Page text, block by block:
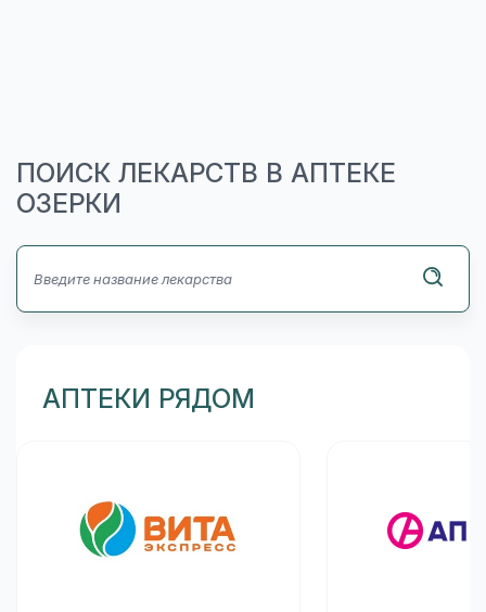
ПОИСК ЛЕКАРСТВ В АПТЕКЕ
ОЗЕРКИ
АПТЕКИ РЯДОМ